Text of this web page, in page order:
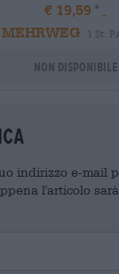
€ 19,59
1 St.
Non disponibile
indirizzo e-mail
l'articolo